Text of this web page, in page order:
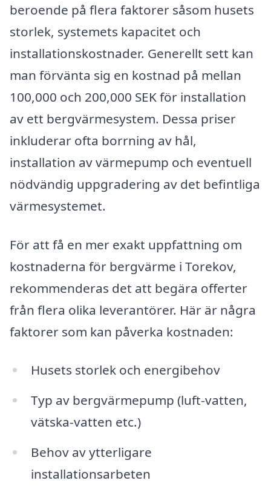
beroende på flera faktorer såsom husets
storlek, systemets kapacitet och
installationskostnader. Generellt sett kan
man förvänta sig en kostnad på mellan
100,000 och 200,000 SEK för installation
av ett bergvärmesystem. Dessa priser
inkluderar ofta borrning av hål,
installation av värmepump och eventuell
nödvändig uppgradering av det befintliga
värmesystemet.
För att få en mer exakt uppfattning om
kostnaderna för bergvärme i Torekov,
rekommenderas det att begära offerter
från flera olika leverantörer. Här är några
faktorer som kan påverka kostnaden:
Husets storlek och energibehov
Typ av bergvärmepump (luft-vatten,
vätska-vatten etc.)
Behov av ytterligare
installationsarbeten